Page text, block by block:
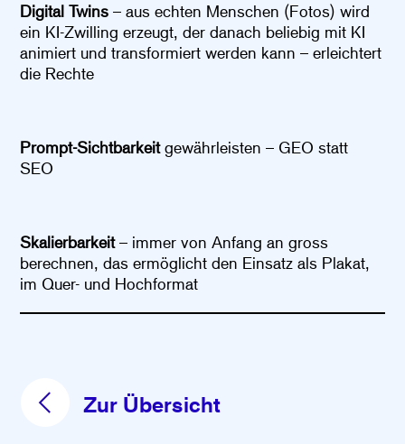
Digital Twins – aus echten Menschen (Fotos) wird
ein KI-Zwilling erzeugt, der danach beliebig mit KI
animiert und transformiert werden kann – erleichtert
die Rechte
Prompt-Sichtbarkeitgewährleisten – GEO statt
SEO
Skalierbarkeit– immer von Anfang an gross
berechnen, das ermöglicht den Einsatz als Plakat,
im Quer- und Hochformat
Zur Übersicht